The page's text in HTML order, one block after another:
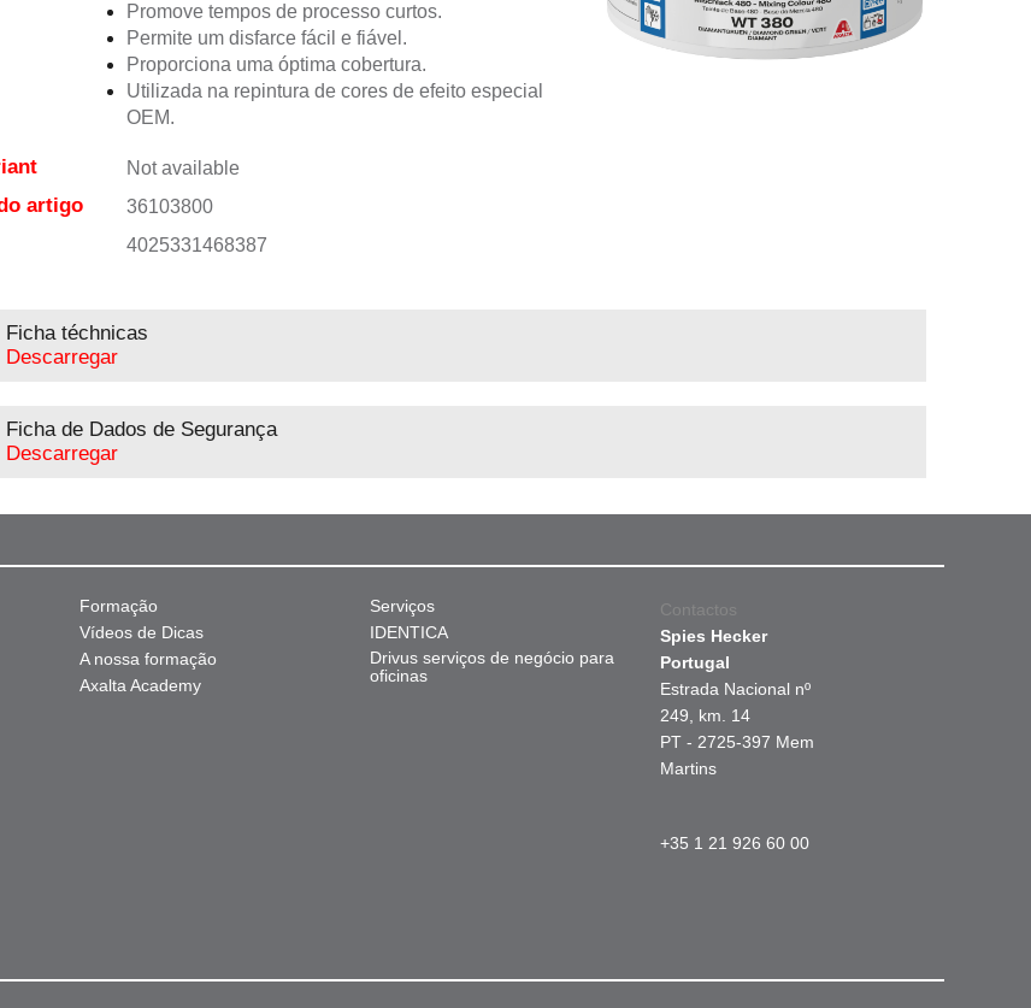
Promove tempos de processo curtos.
Permite um disfarce fácil e fiável.
Proporciona uma óptima cobertura.
Utilizada na repintura de cores de efeito especial
OEM.
Not available
artigo 36103800
4025331468387
Ficha téchnicas
Descarregar
Ficha de Dados de Segurança
Descarregar
Formação
Vídeos de Dicas
A nossa formação
Axalta Academy
Serviços
IDENTICA
Drivus serviços de negócio para
oficinas
Contactos
Spies Hecker
Portugal
Estrada Nacional nº
249, km. 14
PT - 2725-397 Mem
Martins
+35 1 21 926 60 00